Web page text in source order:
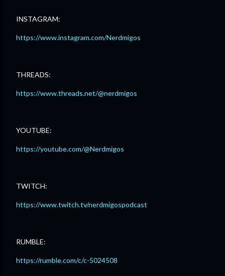
INSTAGRAM:
https://www.instagram.com/Nerdmigos
THREADS:
https://www.threads.net/@nerdmigos
YOUTUBE:
https://youtube.com/@Nerdmigos
TWITCH:
https://www.twitch.tv/nerdmigospodcast
RUMBLE:
https://rumble.com/c/c-5024508